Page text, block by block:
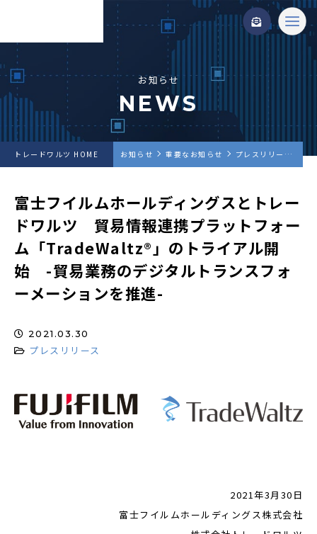
お知らせ
NEWS
トレードワルツ HOME お知らせ 重要なお知らせ プレスリリース 富
富士フイルムホールディングスとトレー
ドワルツ 貿易情報連携プラットフォー
ム「TradeWaltz®」のトライアル開
始 -貿易業務のデジタルトランスフォ
ーメーションを推進-
2021.03.30
プレスリリース
2021年3月 30 日
富士フイルムホールディングス株式会社